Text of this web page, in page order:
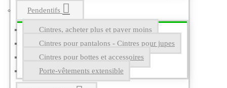
Pendentifs
Cintres, acheter plus et payer moins
Cintres pour pantalons - Cintres pour jupes
Cintres pour bottes et accessoires
Porte-vêtements extensible